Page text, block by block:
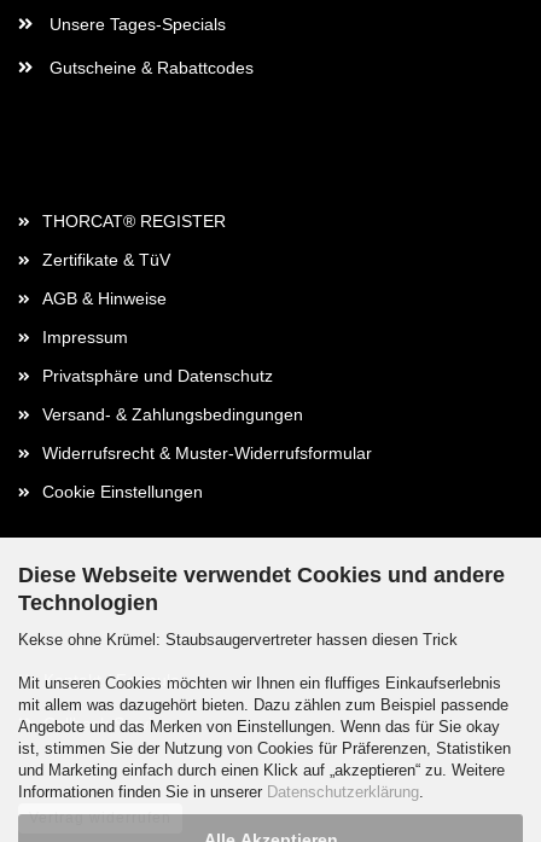
Diese Webseite verwendet Cookies und andere
Technologien
Kekse ohne Krümel: Staubsaugervertreter hassen diesen Trick
Mit unseren Cookies möchten wir Ihnen ein fluffiges Einkaufserlebnis
mit allem was dazugehört bieten. Dazu zählen zum Beispiel passende
Angebote und das Merken von Einstellungen. Wenn das für Sie okay
ist, stimmen Sie der Nutzung von Cookies für Präferenzen, Statistiken
und Marketing einfach durch einen Klick auf „akzeptieren“ zu. Weitere
Informationen finden Sie in unserer Datenschutzerklärung.
Unsere Tages-Specials
Gutscheine & Rabattcodes
THORCAT® REGISTER
Zertifikate & TüV
AGB & Hinweise
Impressum
Privatsphäre und Datenschutz
Versand- & Zahlungsbedingungen
Widerrufsrecht & Muster-Widerrufsformular
Cookie Einstellungen
Kontaktdaten
Kontakt / Formular
Callback Service
Vertrag widerrufen